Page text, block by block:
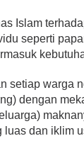
Islam
seperti
setiap warga
dengan
dan iklim